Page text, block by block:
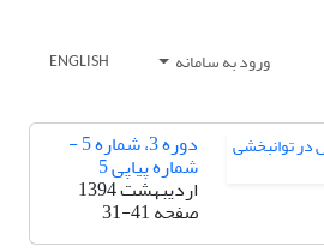
ورود به سامانه ENGLISH
دوره 3، شماره 5 -
شماره پیاپی 5
اردیبهشت 1394
صفحه31-41